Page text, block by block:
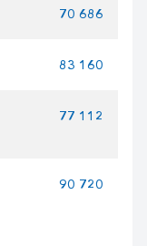
70 686
83 160
77 112
90 720